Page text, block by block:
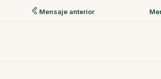
Mensaje anterior